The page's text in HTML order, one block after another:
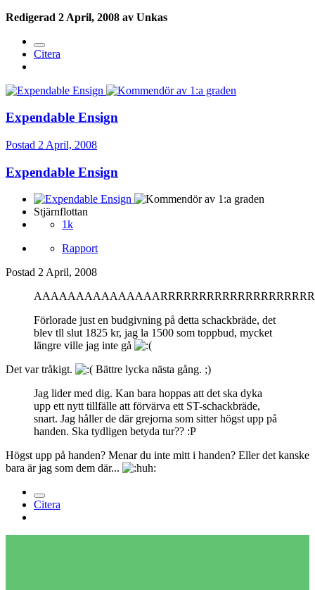
Redigerad 2 April, 2008 av Unkas
Citera
Expendable Ensign
Postad 2 April, 2008
Expendable Ensign
Stjärnflottan
1k
Rapport
Postad 2 April, 2008
Förlorade just en budgivning på detta schackbräde, det
blev tll slut 1825 kr, jag la 1500 som toppbud, mycket
längre ville jag inte gå
Det var tråkigt.
Bättre lycka nästa gång. ;)
Jag lider med dig. Kan bara hoppas att det ska dyka
upp ett nytt tillfälle att förvärva ett ST-schackbräde,
snart. Jag håller de där grejorna som sitter högst upp på
handen. Ska tydligen betyda tur?? :P
Högst upp på handen? Menar du inte mitt i handen? Eller det kanske
bara är jag som dem där...
Citera